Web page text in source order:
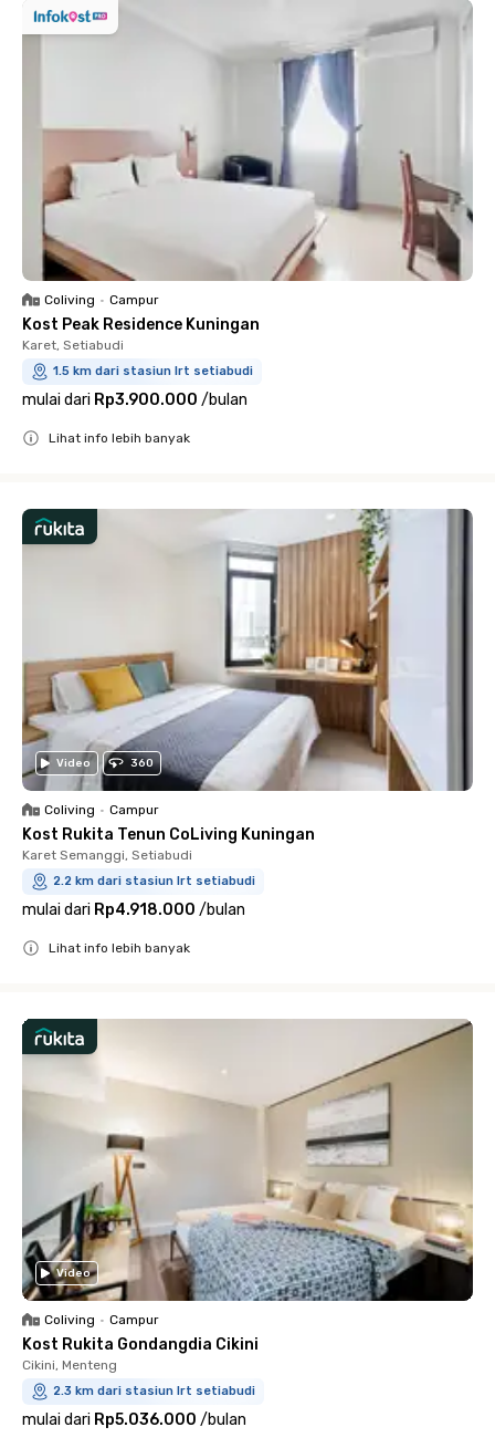
Coliving • Campur
Kost Peak Residence Kuningan
Karet, Setiabudi
1.5 km dari stasiun lrt setiabudi
mulai dari Rp3.900.000 /bulan
Lihat info lebih banyak
Video 360
Coliving • Campur
Kost Rukita Tenun CoLiving Kuningan
Karet Semanggi, Setiabudi
2.2 km dari stasiun lrt setiabudi
mulai dari Rp4.918.000 /bulan
Lihat info lebih banyak
Video
Coliving • Campur
Kost Rukita Gondangdia Cikini
Cikini, Menteng
2.3 km dari stasiun lrt setiabudi
mulai dari Rp5.036.000 /bulan